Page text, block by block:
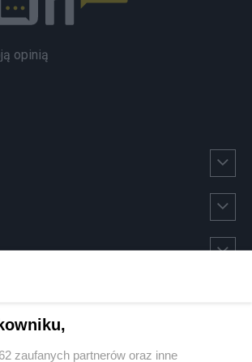
opinią
zaufanych partnerów oraz inne